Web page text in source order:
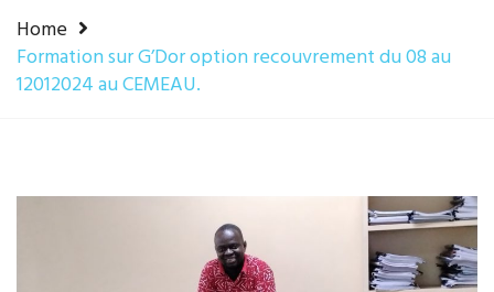
Home
Formation sur G’Dor option recouvrement du 08 au
12012024 au CEMEAU.